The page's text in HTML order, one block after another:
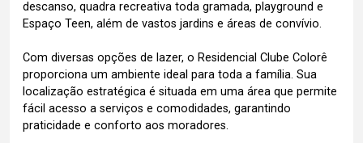
descanso, quadra recreativa toda gramada, playground e
Espaço Teen, além de vastos jardins e áreas de convívio.
Com diversas opções de lazer, o Residencial Clube Colorê
proporciona um ambiente ideal para toda a família. Sua
localização estratégica é situada em uma área que permite
fácil acesso a serviços e comodidades, garantindo
praticidade e conforto aos moradores.